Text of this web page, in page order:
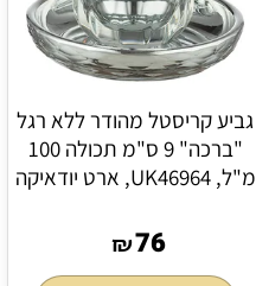
גביע קריסטל מהודר ללא רגל
"ברכה" 9 ס"מ תכולה 100
מ"ל, UK46964, ארט יודאיקה
₪76